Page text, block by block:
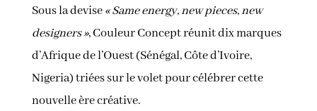
Sous la devise« Same energy, new pieces, new
designers », Couleur Concept réunit dix marques
d’Afrique de l’Ouest (Sénégal, Côte d’Ivoire,
Nigeria) triées sur le volet pour célébrer cette
nouvelle ère créative.